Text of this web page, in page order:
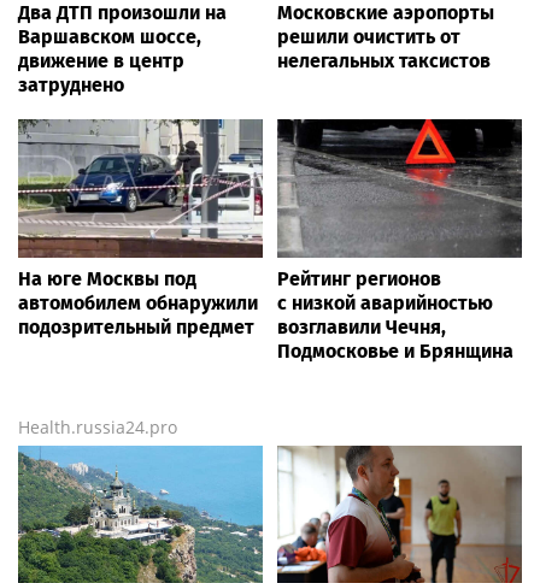
Два ДТП произошли на
Варшавском шоссе,
движение в центр
затруднено
Московские аэропорты
решили очистить от
нелегальных таксистов
На юге Москвы под
автомобилем обнаружили
подозрительный предмет
Рейтинг регионов
с низкой аварийностью
возглавили Чечня,
Подмосковье и Брянщина
Health.russia24.pro